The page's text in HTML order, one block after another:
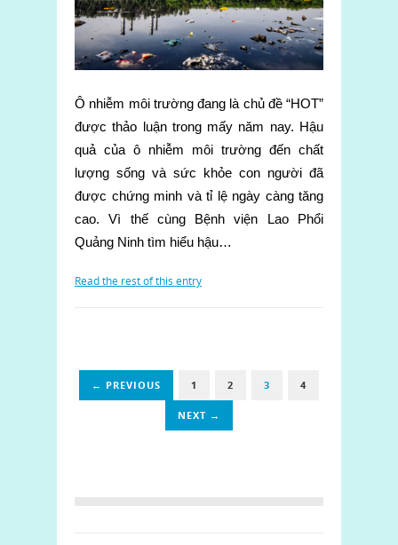
Ô nhiễm môi trường đang là chủ đề “HOT”
được thảo luận trong mấy năm nay. Hậu
quả của ô nhiễm môi trường đến chất
lượng sống và sức khỏe con người đã
được chứng minh và tỉ lệ ngày càng tăng
cao. Vì thế cùng Bệnh viện Lao Phổi
Quảng Ninh tìm hiểu hậu…
Read the rest of this entry
← PREVIOUS 1 2 3 4
NEXT →